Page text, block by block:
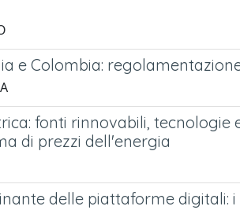
e Colombia:
fonti rinnovabili,
di prezzi dell'energia
delle piattaforme digitali: